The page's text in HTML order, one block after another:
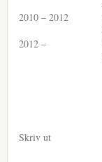
2010 – 2012
2012 –
Skriv ut